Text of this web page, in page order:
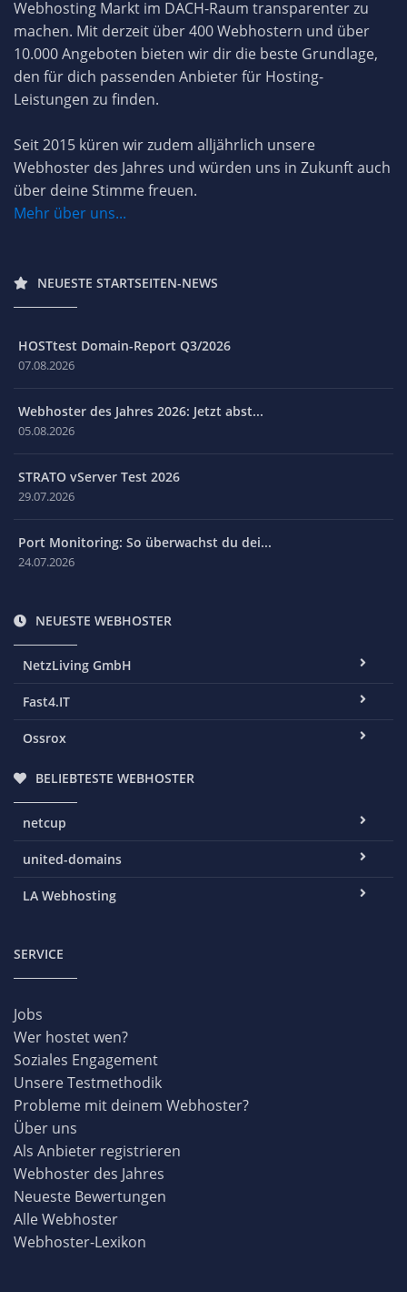
Webhosting Markt im DACH-Raum transparenter zu
machen. Mit derzeit über 400 Webhostern und über
10.000 Angeboten bieten wir dir die beste Grundlage,
den für dich passenden Anbieter für Hosting-
Leistungen zu finden.
Seit 2015 küren wir zudem alljährlich unsere
Webhoster des Jahres und würden uns in Zukunft auch
über deine Stimme freuen.
Mehr über uns...
NEUESTE STARTSEITEN-NEWS
HOSTtest Domain-Report Q3/2026
07.08.2026
Webhoster des Jahres 2026: Jetzt abst...
05.08.2026
STRATO vServer Test 2026
29.07.2026
Port Monitoring: So überwachst du dei...
24.07.2026
NEUESTE WEBHOSTER
NetzLiving GmbH
Fast4.IT
Ossrox
BELIEBTESTE WEBHOSTER
netcup
united-domains
LA Webhosting
SERVICE
Jobs
Wer hostet wen?
Soziales Engagement
Unsere Testmethodik
Probleme mit deinem Webhoster?
Über uns
Als Anbieter registrieren
Webhoster des Jahres
Neueste Bewertungen
Alle Webhoster
Webhoster-Lexikon